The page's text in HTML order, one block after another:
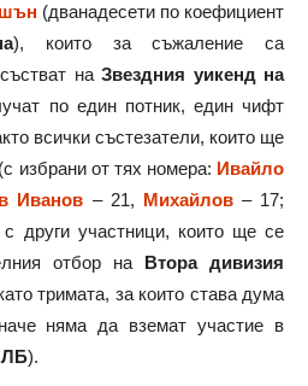
(дванадесети по коефициент
), които за съжаление са
на Звездния уикенд на
по един потник, един чифт
всички състезатели, които ще
избрани от тях номера: Ивайло
Иванов – 21, Михайлов– 17;
други участници, които ще се
отбор на Втора дивизия
тримата, за които става дума
няма да вземат участие в
).